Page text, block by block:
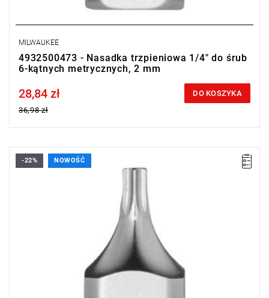
MILWAUKEE
4932500473 - Nasadka trzpieniowa 1/4" do śrub
6-kątnych metrycznych, 2 mm
Price tax included
28,84 zł
36,98 zł
DO KOSZYKA
-22% NOWOŚĆ